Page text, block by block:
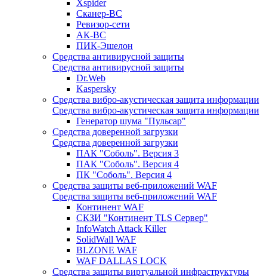
Xspider
Сканер-ВС
Ревизор-сети
АК-ВС
ПИК-Эшелон
Средства антивирусной защиты
Средства антивирусной защиты
Dr.Web
Kaspersky
Средства вибро-акустическая защита информации
Средства вибро-акустическая защита информации
Генератор шума "Пульсар"
Средства доверенной загрузки
Средства доверенной загрузки
ПАК "Соболь". Версия 3
ПАК "Соболь". Версия 4
ПК "Соболь". Версия 4
Средства защиты веб-приложений WAF
Средства защиты веб-приложений WAF
Континент WAF
СКЗИ "Континент TLS Сервер"
InfoWatch Attack Killer
SolidWall WAF
BI.ZONE WAF
WAF DALLAS LOCK
Средства защиты виртуальной инфраструктуры